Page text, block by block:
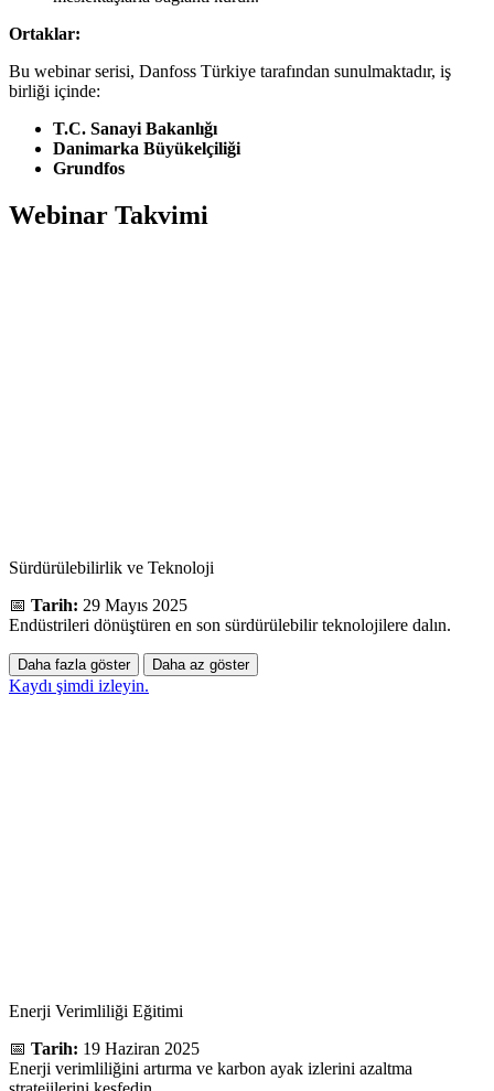
Ortaklar:
Bu webinar serisi, Danfoss Türkiye tarafından sunulmaktadır, iş
birliği içinde:
T.C. Sanayi Bakanlığı
Danimarka Büyükelçiliği
Grundfos
Webinar Takvimi
Sürdürülebilirlik ve Teknoloji
📅 Tarih: 29 Mayıs 2025
Endüstrileri dönüştüren en son sürdürülebilir teknolojilere dalın.
Daha fazla göster Daha az göster
Kaydı şimdi izleyin.
Enerji Verimliliği Eğitimi
📅 Tarih: 19 Haziran 2025
Enerji verimliliğini artırma ve karbon ayak izlerini azaltma